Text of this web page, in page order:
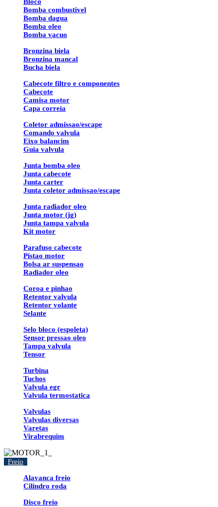
Bloco
Bomba combustivel
Bomba dagua
Bomba oleo
Bomba vacuo
Bronzina biela
Bronzina mancal
Bucha biela
Cabecote filtro e componentes
Cabecote
Camisa motor
Capa correia
Coletor admissao/escape
Comando valvula
Eixo balancim
Guia valvula
Junta bomba oleo
Junta cabecote
Junta carter
Junta coletor admissao/escape
Junta radiador oleo
Junta motor (jg)
Junta tampa valvula
Kit motor
Parafuso cabecote
Pistao motor
Bolsa ar suspensao
Radiador oleo
Coroa e pinhao
Retentor valvula
Retentor volante
Selante
Selo bloco (espoleta)
Sensor pressao oleo
Tampa valvula
Tensor
Turbina
Tuchos
Valvula egr
Valvula termostatica
Valvulas
Valvulas diversas
Varetas
Virabrequim
Freio
Alavanca freio
Cilindro roda
Disco freio